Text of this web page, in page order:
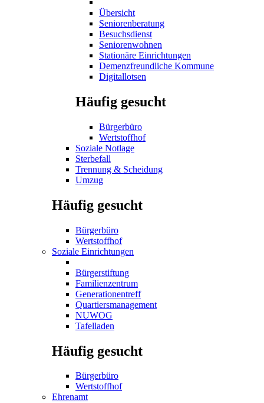
Übersicht
Seniorenberatung
Besuchsdienst
Seniorenwohnen
Stationäre Einrichtungen
Demenzfreundliche Kommune
Digitallotsen
Häufig gesucht
Bürgerbüro
Wertstoffhof
Soziale Notlage
Sterbefall
Trennung & Scheidung
Umzug
Häufig gesucht
Bürgerbüro
Wertstoffhof
Soziale Einrichtungen
Bürgerstiftung
Familienzentrum
Generationentreff
Quartiersmanagement
NUWOG
Tafelladen
Häufig gesucht
Bürgerbüro
Wertstoffhof
Ehrenamt